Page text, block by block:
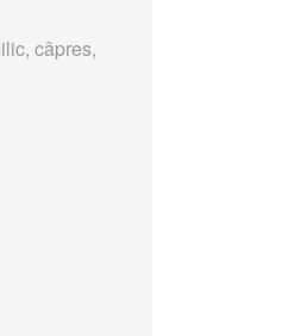
câpres,